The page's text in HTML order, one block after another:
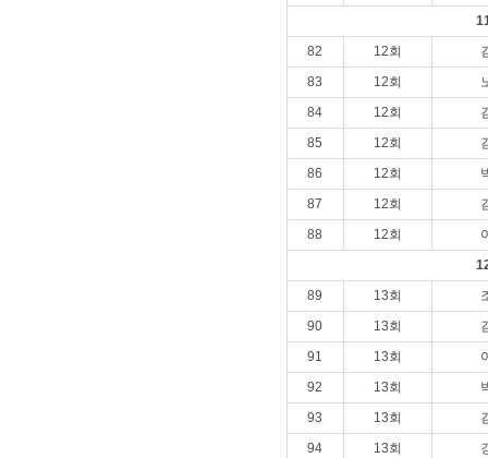
82
12회
83
12회
84
12회
85
12회
86
12회
87
12회
88
12회
89
13회
90
13회
91
13회
92
13회
93
13회
94
13회